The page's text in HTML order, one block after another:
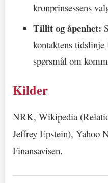
kronprinsessens
Tillit og åpenhet:
kontaktens
spørsmål om
Kilder
NRK, Wikipedia
Jeffrey Epstein), Yahoo
Finansavisen.